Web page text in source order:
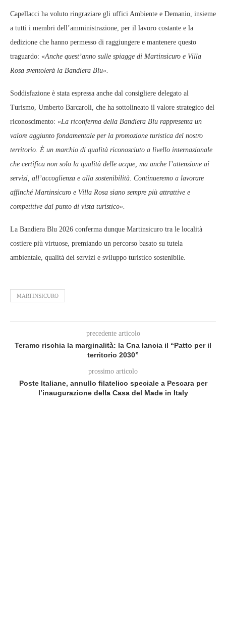
Capellacci ha voluto ringraziare gli uffici Ambiente e Demanio, insieme
a tutti i membri dell’amministrazione, per il lavoro costante e la
dedizione che hanno permesso di raggiungere e mantenere questo
traguardo: «Anche quest’anno sulle spiagge di Martinsicuro e Villa
Rosa sventolerà la Bandiera Blu».
Soddisfazione è stata espressa anche dal consigliere delegato al
Turismo, Umberto Barcaroli, che ha sottolineato il valore strategico del
riconoscimento: «La riconferma della Bandiera Blu rappresenta un
valore aggiunto fondamentale per la promozione turistica del nostro
territorio. È un marchio di qualità riconosciuto a livello internazionale
che certifica non solo la qualità delle acque, ma anche l’attenzione ai
servizi, all’accoglienza e alla sostenibilità. Continueremo a lavorare
affinché Martinsicuro e Villa Rosa siano sempre più attrattive e
competitive dal punto di vista turistico».
La Bandiera Blu 2026 conferma dunque Martinsicuro tra le località
costiere più virtuose, premiando un percorso basato su tutela
ambientale, qualità dei servizi e sviluppo turistico sostenibile.
MARTINSICURO
precedente articolo
Teramo rischia la marginalità: la Cna lancia il “Patto per il
territorio 2030”
prossimo articolo
Poste Italiane, annullo filatelico speciale a Pescara per
l’inaugurazione della Casa del Made in Italy